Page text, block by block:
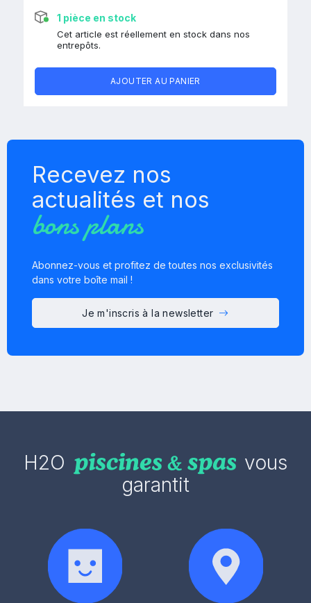
1 pièce en stock
Cet article est réellement en stock dans nos
entrepôts.
AJOUTER AU PANIER
Recevez nos
actualités et nos
bons plans
Abonnez-vous et profitez de toutes nos exclusivités
dans votre boîte mail !
Je m'inscris à la newsletter
H2O
vous
garantit